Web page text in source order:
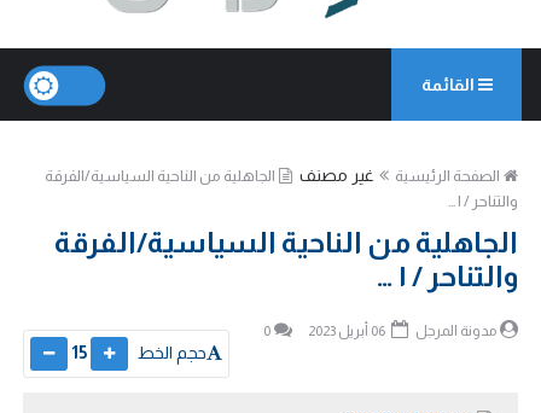
القائمة
الصفحة الرئيسية غير مصنف
الجاهلية من الناحية السياسية/الفرقة
والتناحر / ١ …
الجاهلية من الناحية السياسية/الفرقة
والتناحر / ١ …
مدونة المرجل 0
حجم الخط 15